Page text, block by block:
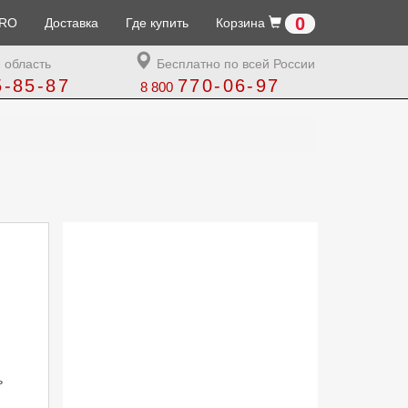
Доставка Где купить Корзина 0
Бесплатно по всей России
8 800 770-06-97
85-87